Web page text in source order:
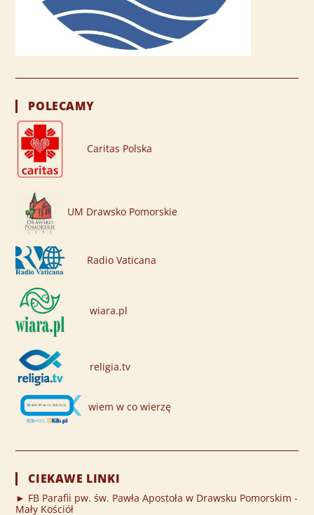
POLECAMY
Caritas Polska
UM Drawsko Pomorskie
Radio Vaticana
wiara.pl
religia.tv
wiem w co wierzę
CIEKAWE LINKI
► FB Parafii pw. św. Pawła Apostoła w Drawsku Pomorskim -
Mały Kościół